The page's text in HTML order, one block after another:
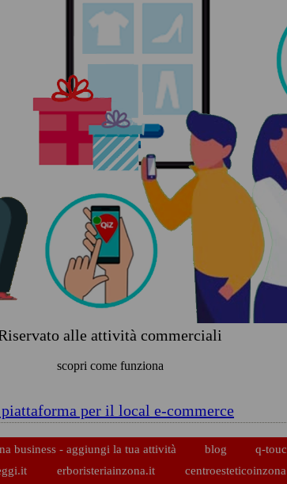
alle attività commerciali
scopri come funziona
per il local e-commerce
business - aggiungi la tua attività blog
q-
erboristeriainzona.it